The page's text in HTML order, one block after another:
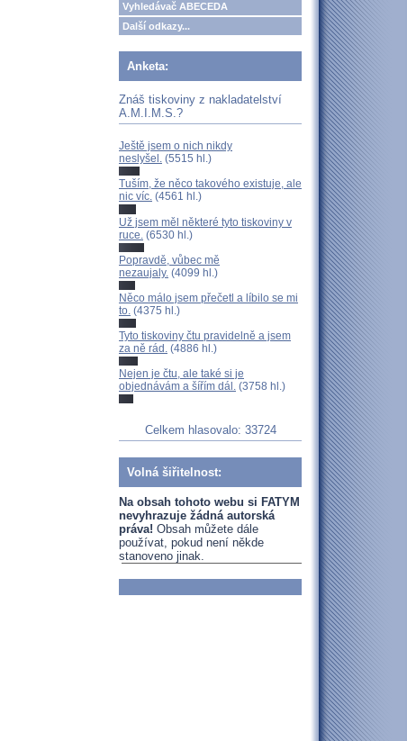
Vyhledávač ABECEDA
Další odkazy...
Anketa:
Znáš tiskoviny z nakladatelství
A.M.I.M.S.?
Ještě jsem o nich nikdy
neslyšel. (5515 hl.)
Tuším, že něco takového existuje, ale
nic víc. (4561 hl.)
Už jsem měl některé tyto tiskoviny v
ruce. (6530 hl.)
Popravdě, vůbec mě
nezaujaly. (4099 hl.)
Něco málo jsem přečetl a líbilo se mi
to. (4375 hl.)
Tyto tiskoviny čtu pravidelně a jsem
za ně rád. (4886 hl.)
Nejen je čtu, ale také si je
objednávám a šířím dál. (3758 hl.)
Celkem hlasovalo: 33724
Volná šiřitelnost:
Na obsah tohoto webu si FATYM
nevyhrazuje žádná autorská
práva! Obsah můžete dále
používat, pokud není někde
stanoveno jinak.